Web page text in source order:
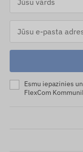
Esmu iepazinies
FlexCom